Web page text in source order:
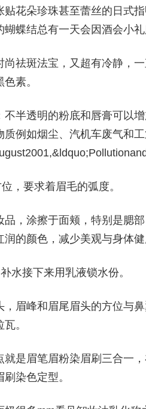
花朵珍珠甚至蕾丝的日式
蝶结总有一天会因酒会小
祛斑法宝，又超有冷静，
素。
半透明的粉底和唇膏可以
例如烟尘、汽机车废气和
，要求着眉毛的弧度。
，涂擦于面颊，特别是腮
的颜色，减少美观与身体
水接下来用乳液锁水份。
眉峰和眉尾眉头的方位与
。
是眉笔眉粉染眉刷三合一
染色定型。